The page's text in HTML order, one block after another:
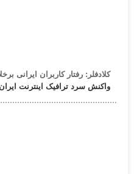
کلادفلر: رفتار کاربران ایرانی
واکنش سرد ترافیک اینترنت ایران